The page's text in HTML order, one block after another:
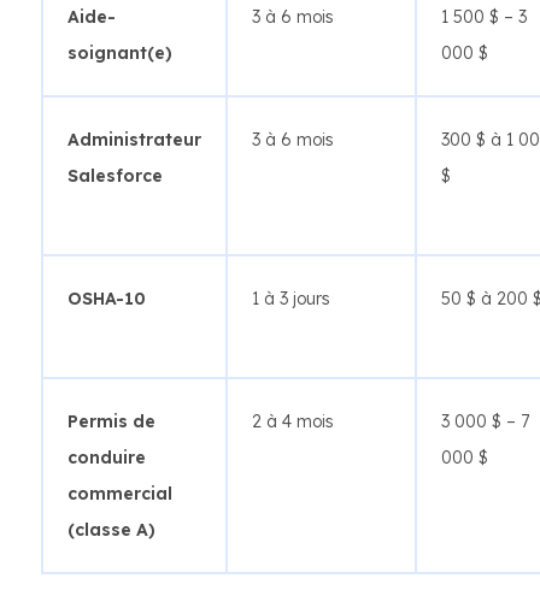
Aide-
soignant(e)
3 à 6 mois
1 500 $ – 3
000 $
Administrateur
Salesforce
3 à 6 mois
300 $ à 1
$
OSHA-10 1 à 3 jours 50 $ à 200
Permis de
conduire
commercial
(classe A)
2 à 4 mois
3 000 $ – 7
000 $